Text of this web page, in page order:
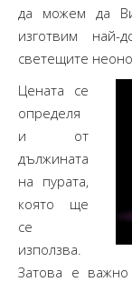
да можем да
изготвим най-
светещите
Цената се
определя
и от
дължината
на пурата,
която ще
се
използва.
Затова е